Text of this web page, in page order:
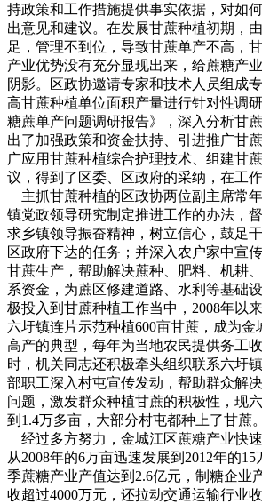
持政策和工作措施提供事实依据，对如
出意见和建议。在发展甘蔗种植初期，
足，管理不到位，导致甘蔗单产不高，
产业优势没有充分显现出来，给蔗糖产
阴影。区政协邀请专家和技术人员组成
高甘蔗种植单位面积产量进行针对性调
糖蔗单产问题调研报告》，深入分析甘
出了加强政策和资金扶持、引进推广甘
广应用甘蔗种植综合护理技术、组建甘
议，得到了区委、区政府的采纳，在工
主抓甘蔗种植的区政协两位副主席常
镇党政领导研究制定推进工作的办法，
求乡镇领导振奋精神，树立信心，鼓足
区政府下达的任务；并深入农户家中宣
甘蔗生产，帮助解决蔗种、肥料、机耕
系资金，为蔗区修建道路、水利等基础
极投入到甘蔗种植工作当中，2008年以
六圩镇连片示范种植600亩甘蔗，成为
高产的典型，每年为当地农民提供务工
时，机关同志还积极牵头组织联系六圩
部职工深入村屯宣传发动，帮助群众解
问题，激发群众种植甘蔗的积极性，现
到1.4万多亩，大部分村屯都种上了甘蔗。
经过多方努力，金城江区蔗糖产业快
从2008年的6万亩迅速发展到2012年的15
季蔗糖产业产值达到2.6亿元，制糖企业
收超过4000万元，还拉动交通运输行业